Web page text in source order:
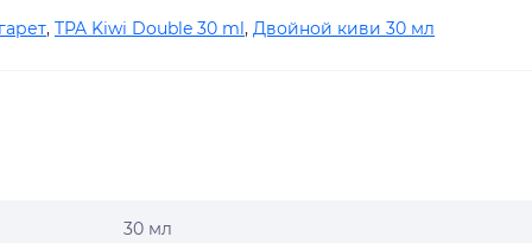
, TPA Kiwi Double 30 ml, Двойной киви 30 мл
30 мл